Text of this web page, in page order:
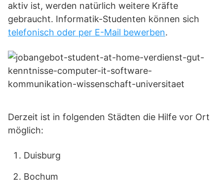
aktiv ist, werden natürlich weitere Kräfte
gebraucht. Informatik-Studenten können sich
telefonisch oder per E-Mail bewerben.
Derzeit ist in folgenden Städten die Hilfe vor Ort
möglich:
Duisburg
Bochum